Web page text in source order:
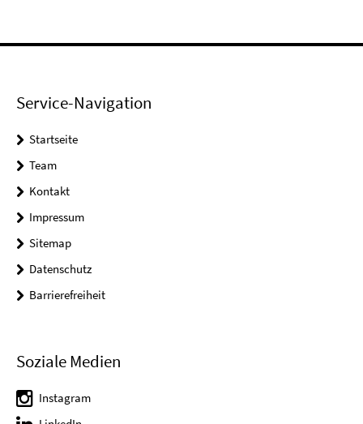
Service-Navigation
Startseite
Team
Kontakt
Impressum
Sitemap
Datenschutz
Barrierefreiheit
Soziale Medien
Instagram